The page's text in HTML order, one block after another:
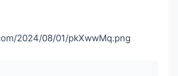
2024/08/01/pkXwwMq.png